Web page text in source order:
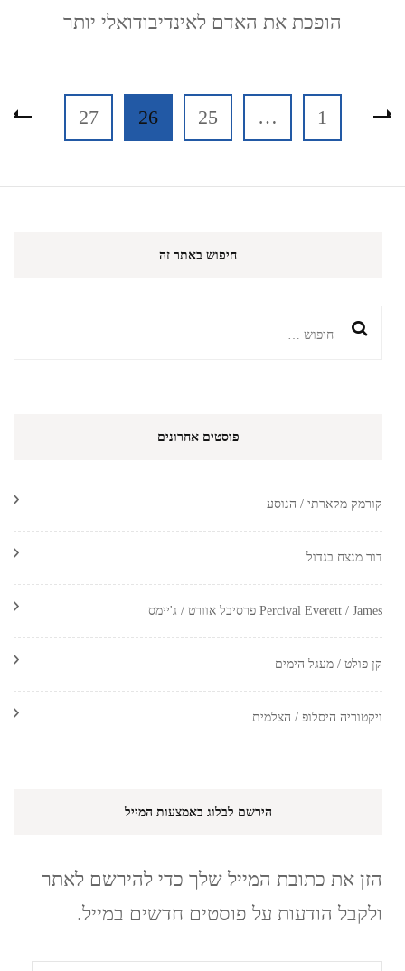
הופכת את האדם לאינדיבודואלי יותר
Posts
pagination
עמוד
1
… עמוד
25 עמוד
26 עמוד
27
חיפוש באתר זה
חיפוש:
פוסטים אחרונים
קורמק מקארתי / הנוסע
דור מנצח בגדול
Percival Everett / James פרסיבל אוורט / ג'יימס
קן פולט / מעגל הימים
ויקטוריה היסלופ / הצלמית
הירשם לבלוג באמצעות המייל
הזן את כתובת המייל שלך כדי להירשם לאתר
ולקבל הודעות על פוסטים חדשים במייל.